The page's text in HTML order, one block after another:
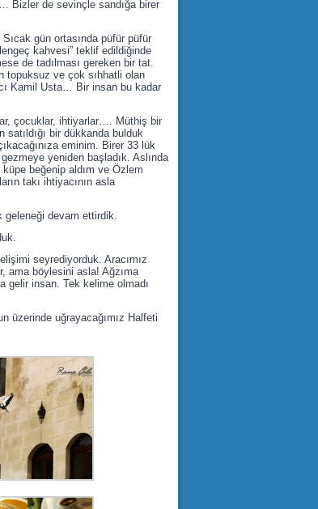
Bizler de sevinçle sandığa birer
gün ortasında püfür püfür
kahvesi” teklif edildiğinde
de tadılması gereken bir tat.
topuksuz ve çok sıhhatli olan
Kamil Usta… Bir insan bu kadar
çocuklar, ihtiyarlar…. Müthiş bir
bir dükkanda bulduk
eminim. Birer 33 lük
yeniden başladık. Aslında
beğenip aldım ve Özlem
takı ihtiyacının asla
geleneği devam ettirdik.
seyrediyorduk. Aracımız
ama böylesini asla! Ağzıma
gelir insan. Tek kelime olmadı
üzerinde uğrayacağımız Halfeti